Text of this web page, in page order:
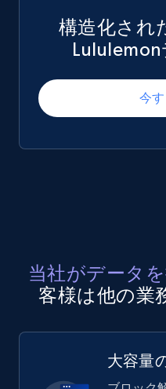
構造化され
今
当社がデータ
客様は他の業
大容量